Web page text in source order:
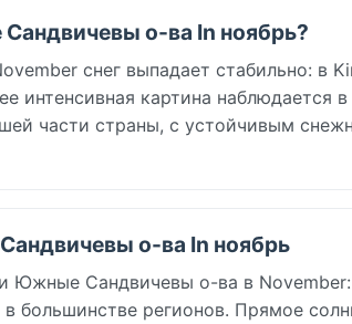
о-ва In ноябрь?
снег выпадает стабильно: в
интенсивная картина наблюдается
части страны, с устойчивым
о-ва In ноябрь
Южные Сандвичевы о-ва в November:
большинстве регионов. Прямое